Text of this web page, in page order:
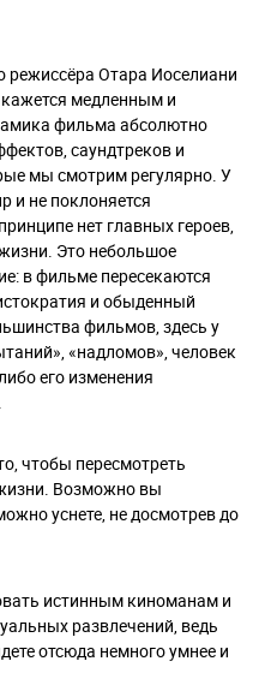
режиссёра Отара Иоселиани
медленным и
фильма абсолютно
саундтреков и
мы смотрим регулярно. У
и не поклоняется
нет главных героев,
Это небольшое
в фильме пересекаются
и обыденный
фильмов, здесь у
«надломов», человек
его изменения
чтобы пересмотреть
Возможно вы
уснете, не досмотрев до
истинным киноманам и
развлечений, ведь
отсюда немного умнее и